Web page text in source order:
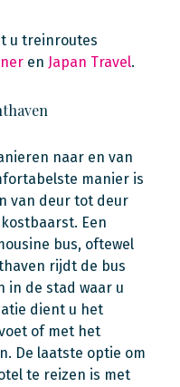
u treinroutes
en Japan Travel.
naar en van
manier is
van deur tot deur
Een
bus, oftewel
rijdt de bus
in de stad waar u
dient u het
of met het
De laatste optie om
te reizen is met